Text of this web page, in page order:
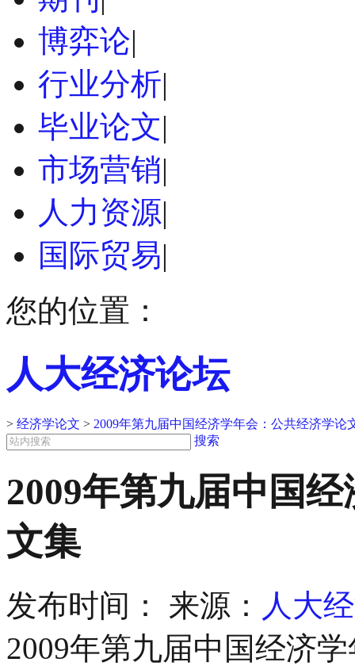
博弈论|
行业分析|
毕业论文|
市场营销|
人力资源|
国际贸易|
您的位置：
人大经济论坛
> 经济学论文 > 2009年第九届中国经济学年会：公共经济学论
搜索
2009年第九届中国
文集
发布时间： 来源： 人大
2009年第九届中国经济